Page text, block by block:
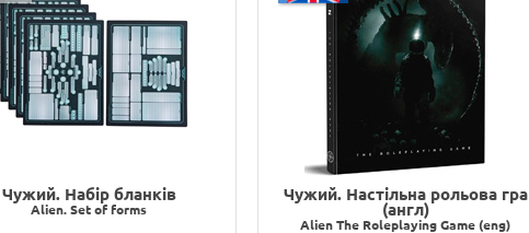
Чужий. Набір бланків
Alien. Set of forms
Чужий. Настільна рольова гра
(англ)
Alien The Roleplaying Game (eng)